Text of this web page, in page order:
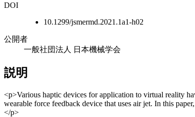
DOI
10.1299/jsmermd.2021.1a1-h02
公開者
一般社団法人 日本機械学会
説明
<p>Various haptic devices for application to virtual reality
wearable force feedback device that uses air jet. In this
</p>